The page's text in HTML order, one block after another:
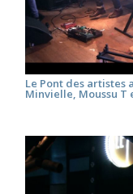
Le Pont des artistes
Minvielle, Moussu T